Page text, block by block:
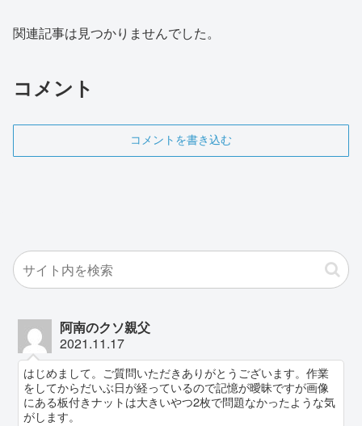
関連記事は見つかりませんでした。
コメント
コメントを書き込む
阿南のクソ親父
2021.11.17
はじめまして。ご質問いただきありがとうございます。作業
をしてからだいぶ日が経っているので記憶が曖昧ですが画像
にある板付きナットは大きいやつ2枚で問題なかったような気
がします。